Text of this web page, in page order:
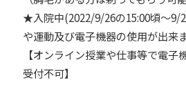
★入院中(2022/9/26の15:00頃～9/
や運動及び電子機器の使用が出来
【オンライン授業や仕事等で電子
受付不可】